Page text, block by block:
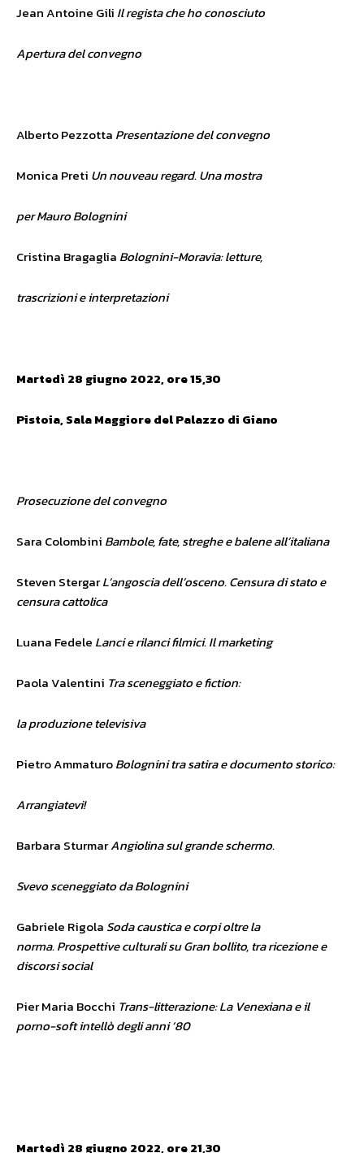
Jean Antoine Gili Il regista che ho conosciuto
Apertura del convegno
Alberto Pezzotta Presentazione del convegno
Monica Preti Un nouveau regard. Una mostra
per Mauro Bolognini
Cristina Bragaglia Bolognini-Moravia: letture,
trascrizioni e interpretazioni
Martedì 28 giugno 2022, ore 15,30
Pistoia, Sala Maggiore del Palazzo di Giano
Prosecuzione del convegno
Sara Colombini Bambole, fate, streghe e balene all’italiana
Steven StergarL’angoscia dell’osceno. Censura di stato e
censura cattolica
Luana Fedele Lanci e rilanci filmici. Il marketing
Paola Valentini Tra sceneggiato e fiction:
la produzione televisiva
Pietro AmmaturoBolognini tra satira e documento storico:
Arrangiatevi!
Barbara SturmarAngiolina sul grande schermo.
Svevo sceneggiato da Bolognini
Gabriele Rigola Soda caustica e corpi oltre la
norma. Prospettive culturali su Gran bollito, tra ricezione e
discorsi social
Pier Maria Bocchi Trans-litterazione: La Venexiana e il
porno-soft intellò degli anni ‘80
Martedì 28 giugno 2022, ore 21,30